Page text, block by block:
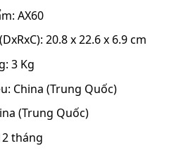
AX60
20.8 x 22.6 x 6.9 cm
3 Kg
China (Trung Quốc)
(Trung Quốc)
tháng